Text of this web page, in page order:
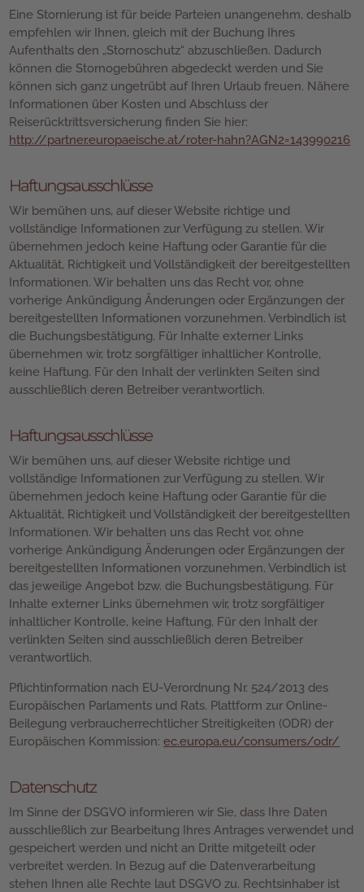
Eine Stornierung ist für beide Parteien unangenehm, deshalb
empfehlen wir Ihnen, gleich mit der Buchung Ihres
Aufenthalts den „Stornoschutz“ abzuschließen. Dadurch
können die Stornogebühren abgedeckt werden und Sie
können sich ganz ungetrübt auf Ihren Urlaub freuen. Nähere
Informationen über Kosten und Abschluss der
Reiserücktrittsversicherung finden Sie hier:
http://partner.europaeische.at/roter-hahn?AGN2=143990216
Haftungsausschlüsse
Wir bemühen uns, auf dieser Website richtige und
vollständige Informationen zur Verfügung zu stellen. Wir
übernehmen jedoch keine Haftung oder Garantie für die
Aktualität, Richtigkeit und Vollständigkeit der bereitgestellten
Informationen. Wir behalten uns das Recht vor, ohne
vorherige Ankündigung Änderungen oder Ergänzungen der
bereitgestellten Informationen vorzunehmen. Verbindlich ist
die Buchungsbestätigung. Für Inhalte externer Links
übernehmen wir, trotz sorgfältiger inhaltlicher Kontrolle,
keine Haftung. Für den Inhalt der verlinkten Seiten sind
ausschließlich deren Betreiber verantwortlich.
Haftungsausschlüsse
Wir bemühen uns, auf dieser Website richtige und
vollständige Informationen zur Verfügung zu stellen. Wir
übernehmen jedoch keine Haftung oder Garantie für die
Aktualität, Richtigkeit und Vollständigkeit der bereitgestellten
Informationen. Wir behalten uns das Recht vor, ohne
vorherige Ankündigung Änderungen oder Ergänzungen der
bereitgestellten Informationen vorzunehmen. Verbindlich ist
das jeweilige Angebot bzw. die Buchungsbestätigung. Für
Inhalte externer Links übernehmen wir, trotz sorgfältiger
inhaltlicher Kontrolle, keine Haftung. Für den Inhalt der
verlinkten Seiten sind ausschließlich deren Betreiber
verantwortlich.
Pflichtinformation nach EU-Verordnung Nr. 524/2013 des
Europäischen Parlaments und Rats. Plattform zur Online-
Beilegung verbraucherrechtlicher Streitigkeiten (ODR) der
Europäischen Kommission:ec.europa.eu/consumers/odr/
Datenschutz
Im Sinne der DSGVO informieren wir Sie, dass Ihre Daten
ausschließlich zur Bearbeitung Ihres Antrages verwendet und
gespeichert werden und nicht an Dritte mitgeteilt oder
verbreitet werden. In Bezug auf die Datenverarbeitung
stehen Ihnen alle Rechte laut DSGVO zu. Rechtsinhaber ist